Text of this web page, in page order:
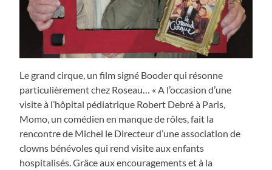
Le grand cirque, un film signé Booder qui résonne
particulièrement chez Roseau… « A l’occasion d’une
visite à l’hôpital pédiatrique Robert Debré à Paris,
Momo, un comédien en manque de rôles, fait la
rencontre de Michel le Directeur d’une association de
clowns bénévoles qui rend visite aux enfants
hospitalisés. Grâce aux encouragements et à la